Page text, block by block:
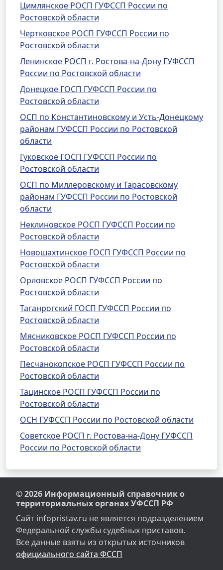
Цимлянское РОСП ГУФССП России по
Ростовской области
Чертковское РОСП ГУФССП России по
Ростовской области
Ленинское РОСП г. Ростова-на-Дону ГУФССП
России по Ростовской области
Донецкое ГОСП ГУФССП России по
Ростовской области
ОСП по Константиновскому и Усть-Донецкому
районам ГУФССП России по Ростовской
области
Гуковское ГОСП ГУФССП России по
Ростовской области
ОСП по Миллеровскому и Тарасовскому
районам ГУФССП России по Ростовской
области
Неклиновское РОСП ГУФССП России по
Ростовской области
Новошахтинское ГОСП ГУФССП России по
Ростовской области
Орловское РОСП ГУФССП России по
Ростовской области
Таганрогский ГОСП ГУФССП России по
Ростовской области
Мясниковское РОСП ГУФССП России по
Ростовской области
Песчанокопское РОСП ГУФССП России по
Ростовской области
Тацинское РОСП ГУФССП России по
Ростовской области
ОСН ГУФССП России по Ростовской области
Советское РОСП г. Ростова-на-Дону ГУФССП
России по Ростовской области
© 2026 Информационный справочник о
территориальных органах УФССП РФ
Сайт infopristav.ru не является подразделением
Федеральной службы судебных приставов.
Все данные взяты из открытых источников
официального сайта ФССП